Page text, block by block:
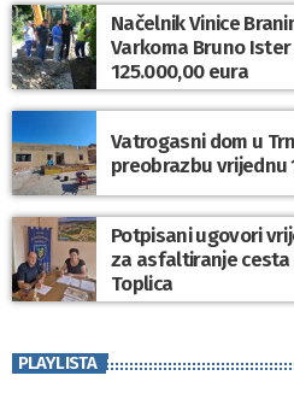
Načelnik Vinice
Varkoma Bruno
125.000,00 eura
Vatrogasni dom u
preobrazbu vrijednu
Potpisani ugovori
za asfaltiranje cesta
Toplica
PLAYLISTA